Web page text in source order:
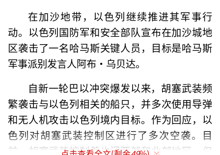
在加沙地带，以色列继续推进其军事行
动。以色列国防军和安全部队宣布在加沙城地
区袭击了一名哈马斯关键人员，目标是哈马斯
军事派别发言人阿布·乌贝达。
自新一轮巴以冲突爆发以来，胡塞武装频
繁袭击与以色列相关的船只，并多次使用导弹
和无人机攻击以色列境内目标。作为回应，以
色列对胡塞武装控制区进行了多次空袭。目
前，胡塞武装控制着也门西部和北部地区，但